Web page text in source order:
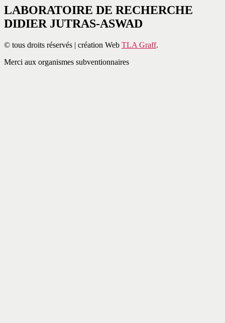
LABORATOIRE DE RECHERCHE
DIDIER JUTRAS-ASWAD
© tous droits réservés | création Web TLA Graff.
Merci aux organismes subventionnaires